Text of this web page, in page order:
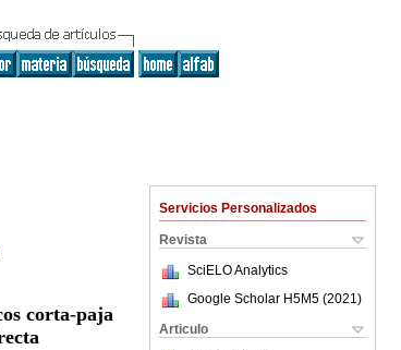
Servicios Personalizados
Revista
SciELO Analytics
Google Scholar H5M5 (2021 )
Articulo
corta-paja